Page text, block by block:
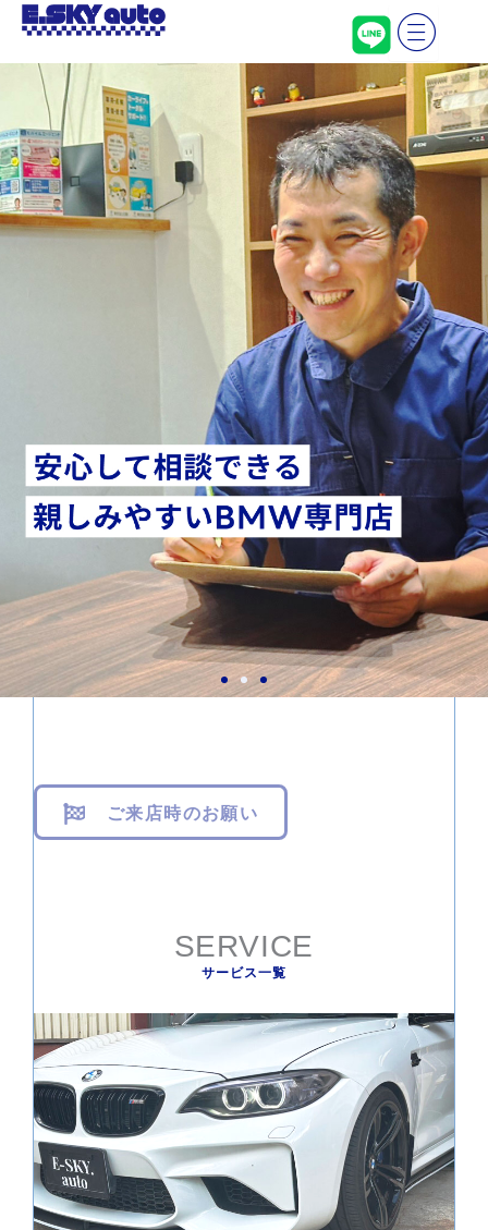
を
ッ
プ
ご来店時のお願い
SERVICE
サービス一覧